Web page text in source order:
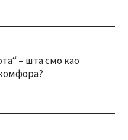
– шта смо као